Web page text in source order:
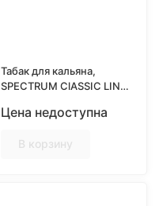
Табак для кальяна,
SPECTRUM ClASSIC LINE
LEMONADE (Брусничный
Цена недоступна
В корзину